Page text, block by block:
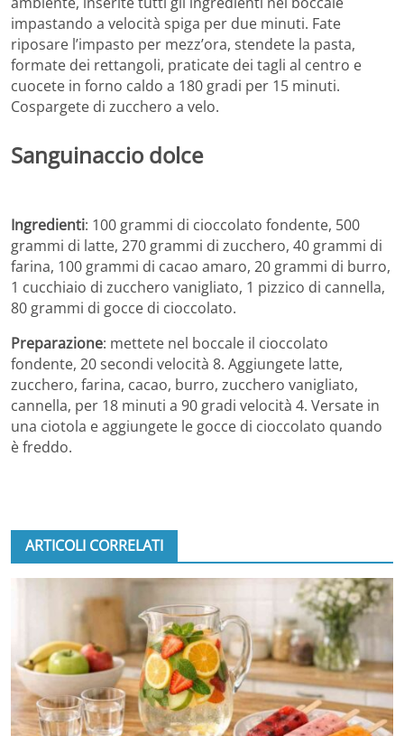
impastando a velocità spiga per due minuti. Fate
riposare l’impasto per mezz’ora, stendete la pasta,
formate dei rettangoli, praticate dei tagli al centro e
cuocete in forno caldo a 180 gradi per 15 minuti.
Cospargete di zucchero a velo.
Sanguinaccio dolce
Ingredienti: 100 grammi di cioccolato fondente, 500
grammi di latte, 270 grammi di zucchero, 40 grammi di
farina, 100 grammi di cacao amaro, 20 grammi di burro,
1 cucchiaio di zucchero vanigliato, 1 pizzico di cannella,
80 grammi di gocce di cioccolato.
Preparazione: mettete nel boccale il cioccolato
fondente, 20 secondi velocità 8. Aggiungete latte,
zucchero, farina, cacao, burro, zucchero vanigliato,
cannella, per 18 minuti a 90 gradi velocità 4. Versate in
una ciotola e aggiungete le gocce di cioccolato quando
è freddo.
ARTICOLI CORRELATI